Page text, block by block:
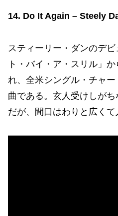
14. Do It Again – Steely
スティーリー・ダンのデ
ト・バイ・ア・スリル」
れ、全米シングル・チャ
曲である。玄人受けしが
だが、間口はわりと広くて